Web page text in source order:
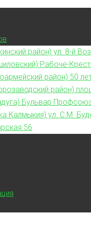
район) ул. 8-й
Рабоче-
район) 50
район)
Бульвар
Калмыкия) ул. С.М.
56